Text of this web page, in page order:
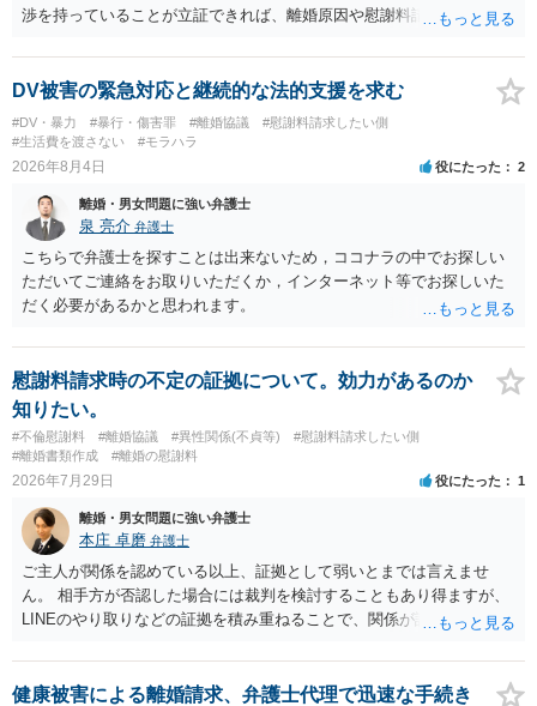
渉を持っていることが立証できれば、離婚原因や慰謝料請求を検討す
性的関係を継続しているのであれば、その期間や回数が分かる資料は
できるだけ保存しておくことをお勧めいたします。 他方、「夫に不貞
がある＝財産分与でも多くもらえる」「当然に親権を取得できる」と
いう関係にはありません。まず、財産分与は、基本的には夫婦が婚姻
中に形成した財産を清算する制度ですので、不貞行為の有無とは別
要です。また、子の親権については、夫婦間の責任問題とは別に、
「どのような形がお子様の利益になるか」という観点です。そのた
め、未就学のお子様について貴方が主として養育しているのであれ
ば、保育園等への送迎、食事・入浴・寝かしつけ等の日常的な育児、
通院や予防接種への対応、保育園との連絡、夫婦それぞれの勤務状
の監護実績や今後の生活状況について整理しておくとよいでしょう。
養育費については、離婚後も父母双方がそれぞれの収入に応じて負担
するのが原則となります。
DV被害の緊急対応と継続的な法的支援を求む
#DV・暴力 #暴行・傷害罪 #離婚協議
#慰謝料請求したい側
#生活費を渡さない
#モラハラ
2026年8月4日 役にたった 2
離婚・男女問題に強い弁護士
泉 亮介 弁護士
こちらで弁護士を探すことは出来ないため，ココナラの中でお探しい
ただいてご連絡をお取りいただくか，インターネット等でお探しいた
だく必要があるかと思われます。
慰謝料請求時の不定の証拠について。効力があるのか
知りたい。
#不倫慰謝料 #離婚協議 #異性関係(不貞等)
#慰謝料請求したい側
#離婚書類作成
#離婚の慰謝料
2026年7月29日 役にたった 1
離婚・男女問題に強い弁護士
本庄 卓磨 弁護士
ご主人が関係を認めている以上、証拠として弱いとまでは言えませ
ん。 相手方が否認した場合には裁判を検討することもあり得ますが、
LINEのやり取りなどの証拠を積み重ねることで、関係が認定される余
個別の事情によりますので、お早めに弁護士に相談されることをおす
すめします。
健康被害による離婚請求、弁護士代理で迅速な手続き